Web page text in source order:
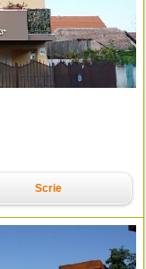
Scrie